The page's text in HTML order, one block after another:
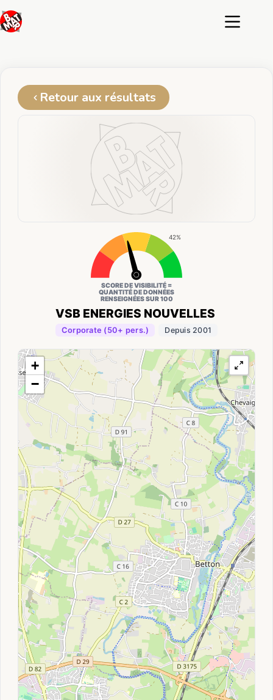
au
contenu
Retour aux résultats
VSB ENERGIES NOUVELLES
Corporate (50+ pers.) Depuis 2001
42%
SCORE DE VISIBILITÉ =
QUANTITÉ DE DONNÉES
RENSEIGNÉES SUR 100
+
−